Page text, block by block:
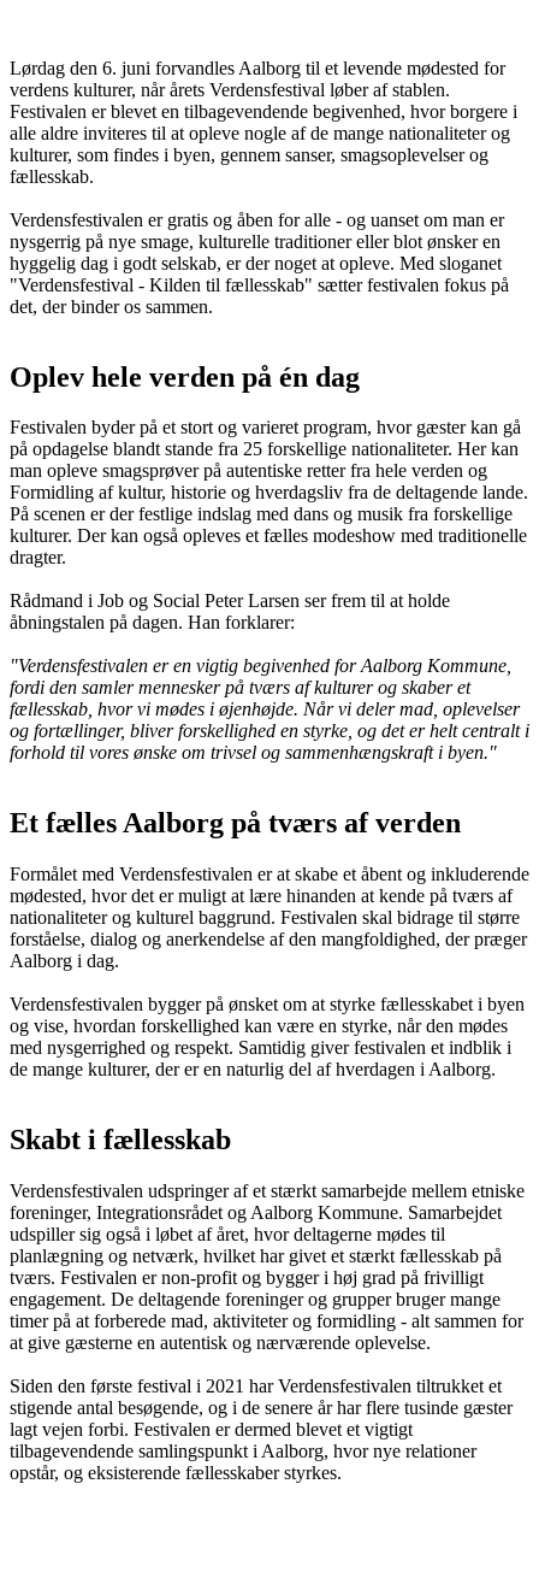
Lørdag den 6. juni forvandles Aalborg til et levende mødested for
verdens kulturer, når årets Verdensfestival løber af stablen.
Festivalen er blevet en tilbagevendende begivenhed, hvor borgere i
alle aldre inviteres til at opleve nogle af de mange nationaliteter og
kulturer, som findes i byen, gennem sanser, smagsoplevelser og
fællesskab.
Verdensfestivalen er gratis og åben for alle - og uanset om man er
nysgerrig på nye smage, kulturelle traditioner eller blot ønsker en
hyggelig dag i godt selskab, er der noget at opleve. Med sloganet
"Verdensfestival - Kilden til fællesskab" sætter festivalen fokus på
det, der binder os sammen.
Oplev hele verden på én dag
Festivalen byder på et stort og varieret program, hvor gæster kan gå
på opdagelse blandt stande fra 25 forskellige nationaliteter. Her kan
man opleve smagsprøver på autentiske retter fra hele verden og
Formidling af kultur, historie og hverdagsliv fra de deltagende lande.
På scenen er der festlige indslag med dans og musik fra forskellige
kulturer. Der kan også opleves et fælles modeshow med traditionelle
dragter.
Rådmand i Job og Social Peter Larsen ser frem til at holde
åbningstalen på dagen. Han forklarer:
"Verdensfestivalen er en vigtig begivenhed for Aalborg Kommune,
fordi den samler mennesker på tværs af kulturer og skaber et
fællesskab, hvor vi mødes i øjenhøjde. Når vi deler mad, oplevelser
og fortællinger, bliver forskellighed en styrke, og det er helt centralt i
forhold til vores ønske om trivsel og sammenhængskraft i byen."
Et fælles Aalborg på tværs af verden
Formålet med Verdensfestivalen er at skabe et åbent og inkluderende
mødested, hvor det er muligt at lære hinanden at kende på tværs af
nationaliteter og kulturel baggrund. Festivalen skal bidrage til større
forståelse, dialog og anerkendelse af den mangfoldighed, der præger
Aalborg i dag.
Verdensfestivalen bygger på ønsket om at styrke fællesskabet i byen
og vise, hvordan forskellighed kan være en styrke, når den mødes
med nysgerrighed og respekt. Samtidig giver festivalen et indblik i
de mange kulturer, der er en naturlig del af hverdagen i Aalborg.
Skabt i fællesskab
Verdensfestivalen udspringer af et stærkt samarbejde mellem etniske
foreninger, Integrationsrådet og Aalborg Kommune. Samarbejdet
udspiller sig også i løbet af året, hvor deltagerne mødes til
planlægning og netværk, hvilket har givet et stærkt fællesskab på
tværs. Festivalen er non-profit og bygger i høj grad på frivilligt
engagement. De deltagende foreninger og grupper bruger mange
timer på at forberede mad, aktiviteter og formidling - alt sammen for
at give gæsterne en autentisk og nærværende oplevelse.
Siden den første festival i 2021 har Verdensfestivalen tiltrukket et
stigende antal besøgende, og i de senere år har flere tusinde gæster
lagt vejen forbi. Festivalen er dermed blevet et vigtigt
tilbagevendende samlingspunkt i Aalborg, hvor nye relationer
opstår, og eksisterende fællesskaber styrkes.